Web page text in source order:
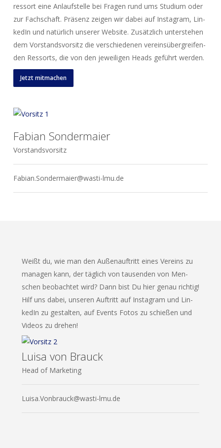
ress­ort eine Anlauf­stel­le bei Fra­gen rund ums Stu­di­um oder
zur Fach­schaft. Prä­senz zei­gen wir dabei auf Insta­gram, Lin­
ke­dIn und natür­lich unse­rer Web­site. Zusätz­lich unter­ste­hen
dem Vor­stands­vor­sitz die ver­schie­de­nen ver­eins­über­grei­fen­
den Res­sorts, die von den jewei­li­gen Heads geführt werden.
Jetzt mit­ma­chen
Fabian Sondermaier
Vor­stands­vor­sitz
Fabian.Sondermaier@wasti-lmu.de
Weißt du, wie man den Außen­auf­tritt eines Ver­eins zu
mana­gen kann, der täg­lich von tau­sen­den von Men­
schen beob­ach­tet wird? Dann bist Du hier genau rich­tig!
Hilf uns dabei, unse­ren Auf­tritt auf Insta­gram und Lin­
ke­dIn zu gestal­ten, auf Events Fotos zu schie­ßen und
Vide­os zu drehen!
Luisa von Brauck
Head of Marketing
Luisa.Vonbrauck@wasti-lmu.de